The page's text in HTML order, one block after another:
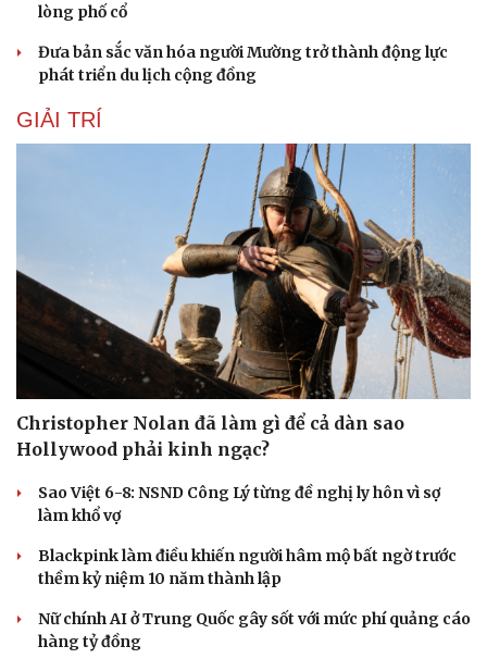
lòng phố cổ
Đưa bản sắc văn hóa người Mường trở thành động lực
phát triển du lịch cộng đồng
GIẢI TRÍ
Christopher Nolan đã làm gì để cả dàn sao
Hollywood phải kinh ngạc?
Sao Việt 6-8: NSND Công Lý từng đề nghị ly hôn vì sợ
làm khổ vợ
Blackpink làm điều khiến người hâm mộ bất ngờ trước
thềm kỷ niệm 10 năm thành lập
Nữ chính AI ở Trung Quốc gây sốt với mức phí quảng cáo
hàng tỷ đồng